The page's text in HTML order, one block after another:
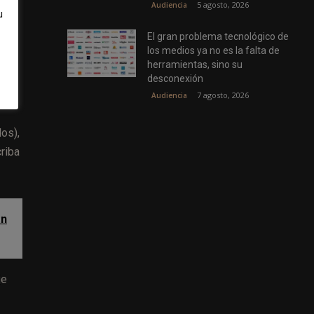
Audiencia 5 agosto, 2026
El gran problema tecnológico de
los medios ya no es la falta de
herramientas, sino su
desconexión
Audiencia 7 agosto, 2026